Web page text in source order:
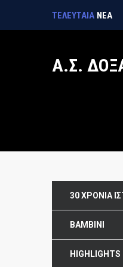
ΤΕΛΕΥΤΑΙΑ ΝΕΑ
Α.Σ.
30 ΧΡΌΝΙΑ
BAMBINI
HIGHLIGHTS